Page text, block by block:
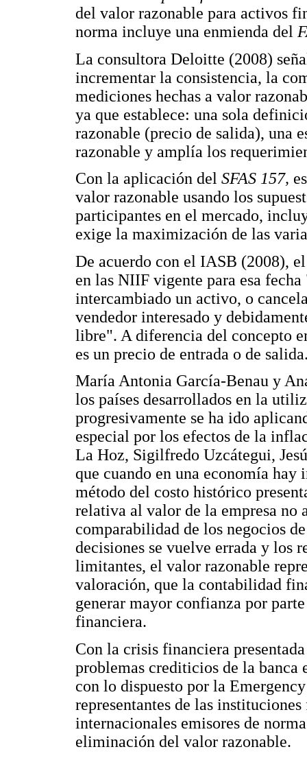
del valor razonable para activos
norma incluye una enmienda del
La consultora Deloitte (2008)
incrementar la consistencia, la
mediciones hechas a valor
ya que establece: una sola
razonable (precio de salida), una
razonable y amplía los
Con la aplicación del SFAS 157,
valor razonable usando los
participantes en el mercado,
exige la maximización de las
De acuerdo con el IASB (2008),
en las NIIF vigente para esa
intercambiado un activo, o
vendedor interesado y
libre". A diferencia del concepto
es un precio de entrada o de
María Antonia García-Benau y
los países desarrollados en la
progresivamente se ha ido
especial por los efectos de la
La Hoz, Sigilfredo Uzcátegui,
que cuando en una economía
método del costo histórico
relativa al valor de la empresa no
comparabilidad de los negocios
decisiones se vuelve errada y los
limitantes, el valor razonable
valoración, que la contabilidad
generar mayor confianza por
financiera.
Con la crisis financiera
problemas crediticios de la banca
con lo dispuesto por la
representantes de las
internacionales emisores de
eliminación del valor razonable.